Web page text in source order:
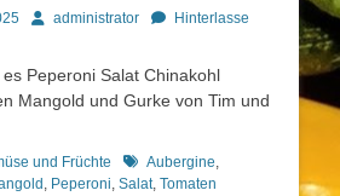
Autoradministrator
Hinterlasse
Peperoni Salat Chinakohl
Mangold und Gurke von Tim und
und Früchte Schlagworte
Aubergine
Peperoni Salat, Tomaten